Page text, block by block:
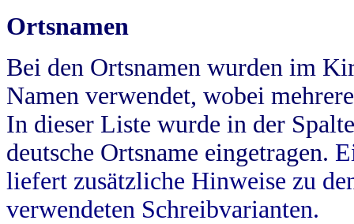
Ortsnamen
Bei den Ortsnamen wurden im
Namen verwendet, wobei
In dieser Liste wurde in der
deutsche Ortsname eingetragen.
liefert zusätzliche Hinweise zu
verwendeten Schreibvarianten.